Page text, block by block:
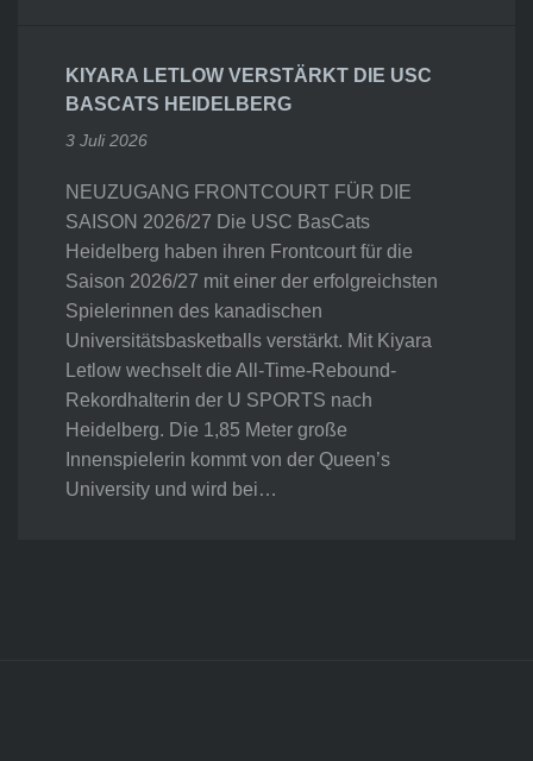
KIYARA LETLOW VERSTÄRKT DIE USC
BASCATS HEIDELBERG
3 Juli 2026
NEUZUGANG FRONTCOURT FÜR DIE
SAISON 2026/27 Die USC BasCats
Heidelberg haben ihren Frontcourt für die
Saison 2026/27 mit einer der erfolgreichsten
Spielerinnen des kanadischen
Universitätsbasketballs verstärkt. Mit Kiyara
Letlow wechselt die All-Time-Rebound-
Rekordhalterin der U SPORTS nach
Heidelberg. Die 1,85 Meter große
Innenspielerin kommt von der Queen’s
University und wird bei…